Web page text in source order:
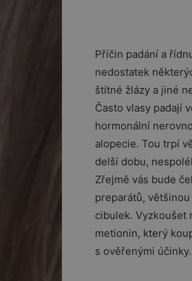
Příčin padání a
nedostatek
štítné žlázy a jiné
Často vlasy padají
hormonální
alopecie. Tou trpí
delší dobu,
Zřejmě vás bude
preparátů,
cibulek. Vyzkoušet
metionin, který
s ověřenými účinky.